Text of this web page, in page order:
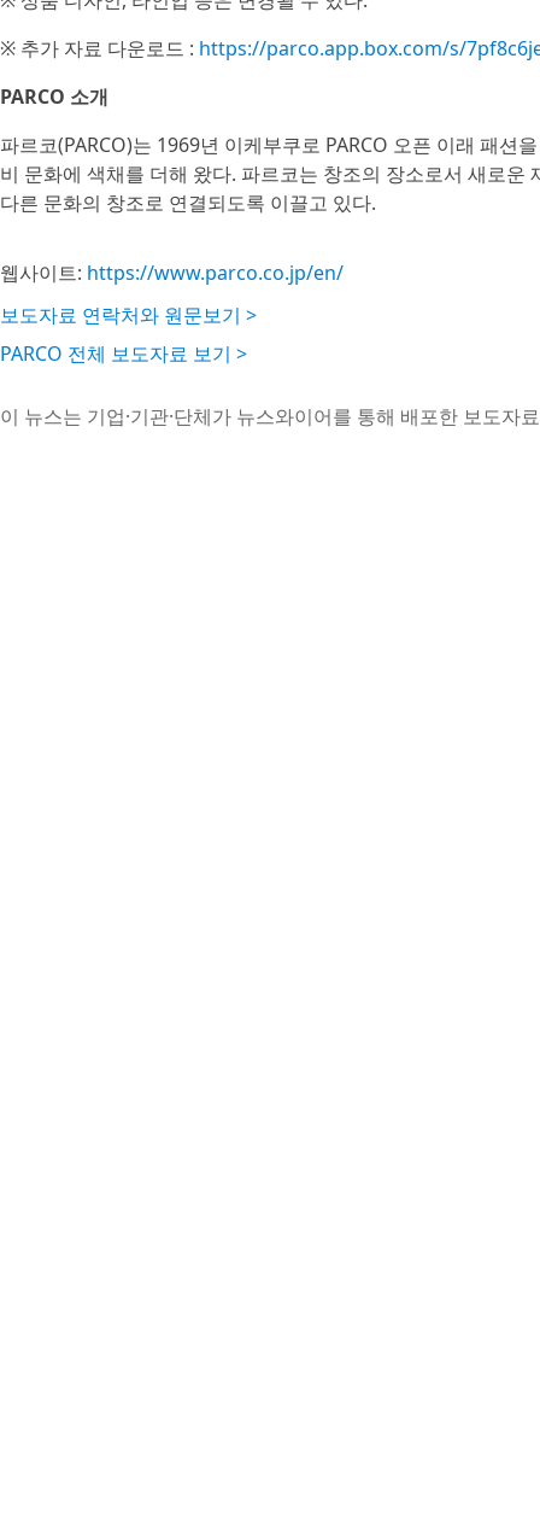
※ 추가 자료 다운로드 : https://parco.app.box.com/s/
PARCO 소개
파르코(PARCO)는 1969년 이케부쿠로 PARCO 오픈 이래 패
비 문화에 색채를 더해 왔다. 파르코는 창조의 장소로서 새로
다른 문화의 창조로 연결되도록 이끌고 있다.
웹사이트: https://www.parco.co.jp/en/
보도자료 연락처와 원문보기 >
PARCO 전체 보도자료 보기 >
이 뉴스는 기업·기관·단체가 뉴스와이어를 통해 배포한 보도자